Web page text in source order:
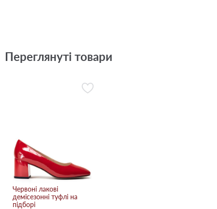
Переглянуті товари
Червоні лакові
демісезонні туфлі на
підборі